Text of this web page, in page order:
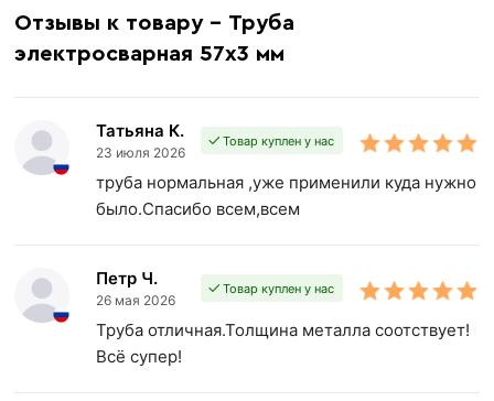
Отзывы к товару - Труба
электросварная 57х3 мм
Татьяна К.
23 июля 2026
Товар куплен у нас
труба нормальная ,уже применили куда нужно
было.Спасибо всем,всем
Петр Ч.
26 мая 2026
Товар куплен у нас
Труба отличная.Толщина металла соотствует!
Всё супер!